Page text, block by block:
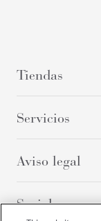
Tiendas
Servicios
Aviso legal
Social